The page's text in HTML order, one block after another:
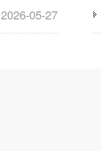
2026-05-27